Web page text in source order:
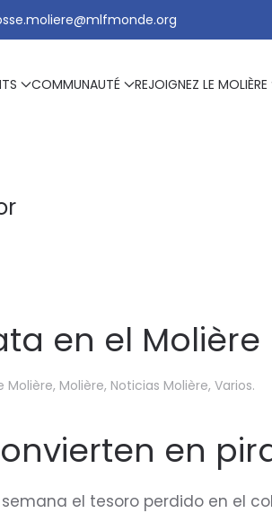
COMMUNAUTÉ REJOIGNEZ LE MOLIÈRE
en el Molière
Molière, Molière, Noticias Molière, Varios.
en
el tesoro perdido en el